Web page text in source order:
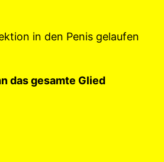
in den Penis gelaufen
das gesamte Glied